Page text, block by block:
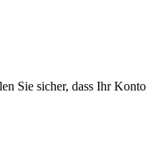
Sie sicher, dass Ihr Konto